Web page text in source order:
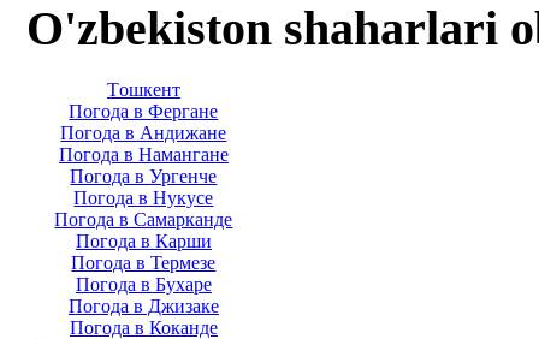
O'zbekiston shaharlari
Тoшкент
Погода в Фергане
Погода в Андижане
Погода в Намангане
Погода в Ургенче
Погода в Нукусе
Погода в Самарканде
Погода в Карши
Погода в Термезе
Погода в Бухаре
Погода в Джизаке
Погода в Коканде